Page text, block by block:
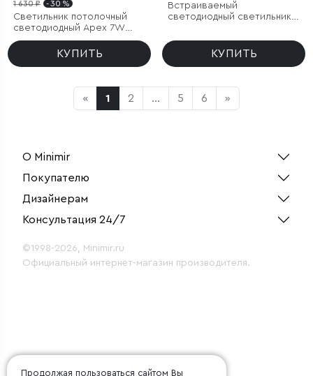
1 630 ₽ - 30 %
Светильник потолочный
светодиодный Apex 7W
3000K черный
КУПИТЬ
Встраиваемый
светодиодный светильник
КУПИТЬ
« 1 2 ... 5 6 »
О Minimir
Покупателю
Дизайнерам
Консультация 24/7
©1998-2026, Minimir.ru
Официальный интернет-магазин производителя.
Продолжая пользоваться сайтом Вы